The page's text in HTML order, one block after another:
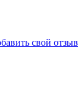
свой отзыв